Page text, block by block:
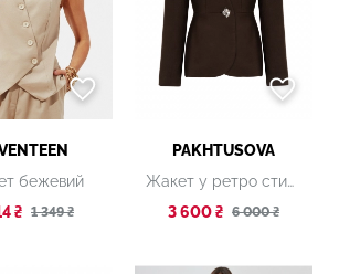
бежевий
₴ 1 349 ₴
PAKHTUSOVA
Жакет у ретро стилі коричневий
3 600 ₴ 6 000 ₴